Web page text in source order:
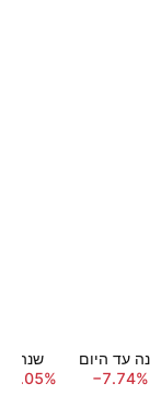
עד היום
−7.74%
שנה ‎1‎